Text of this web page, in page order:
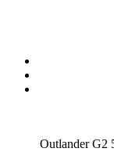
Outlander G2